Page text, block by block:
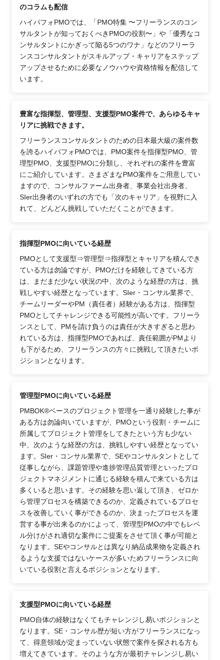
のコラムも配信
ハイパフォPMOでは、「PMO特集 〜フリーランスのコン
サルタントが知っておくべきPMOの役割〜」や「優秀なコ
ンサルタントにかぎって陥る5つのワナ」などのフリーラ
ンスコンサルタントがスキルアップ・キャリアをステップ
アップさせるために必要なノウハウや資格情報を配信して
います。
豊富な指揮型、管理型、支援型PMO案件で、あらゆるキャ
リアに挑戦できます。
フリーランスコンサルタントのための日本最大級の案件数
を誇るハイパフォPMOでは、PMO案件を指揮型PMO、管
理型PMO、支援型PMOに分類し、それぞれの案件を豊富
にご紹介しています。さまざまなPMO案件をご用意してい
ますので、コンサルファーム出身者、事業会社出身者、
SIer出身者のいずれの方でも「次のキャリア」を視野に入
れて、どんどん挑戦していただくことができます。
指揮型PMOに向いている経歴
PMOとして支援型⇒管理型⇒指揮型とキャリアを積んでき
ている方は勿論ですが、PMOだけを経験してきている方
は、まだまだ少ない状況の中、次のような経歴の方は、挑
戦しやすい経歴となっています。SIer・コンサル業界で、
チームリーダーやPM（責任者）経験がある方は、指揮型
PMOとしてチャレンジできる可能性が高いです。フリーラ
ンスとして、PMを請け負うのは責任が大きすぎると思わ
れている方は、指揮型PMOであれば、責任範囲がPMより
も下がるため、フリーランスの方々に挑戦して頂きたいポ
ジションとなります。
管理型PMOに向いている経歴
PMBOK®ベースのプロジェクト管理を一通り経験した事が
ある方は勿論向いていますが、PMOという役割・チームに
所属してプロジェクト管理をしてきたという方も少ない
中、次のような経歴の方は、挑戦しやすい経歴となってい
ます。SIer・コンサル業界で、SEやコンサルタントとして
従事しながら、課題管理や進捗管理品質管理といったプロ
ジェクトマネジメントに通じる経験を積んで来ている方は
多くいると思います。その経験を思い返して頂き、ゼロか
ら管理プロセスを構築できるのか、定義されているプロセ
スを改善していく事ができるのか、決まったプロセスを運
営する事が出来るのかによって、管理型PMOの中でもレベ
ル分けがされ適切な案件にご提案をさせて頂く事が可能と
なります。SEやコンサルとは異なり納品成果物を定義され
るような支援ではないケースが多いためフリーランスに向
いている役割と言えるポジションとなります。
支援型PMOに向いている経歴
PMO自体の経験はなくてもチャレンジし易いポジションと
なります。SE・コンサル歴が短い方がフリーランスになっ
て、得意領域が定まっていない状態で案件を探される方も
増えてきています。そのような方が最初チャレンジし易い